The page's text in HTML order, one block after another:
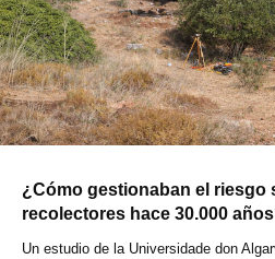
¿Cómo gestionaban el riesgo
recolectores hace 30.000
Un estudio de la Universidade don